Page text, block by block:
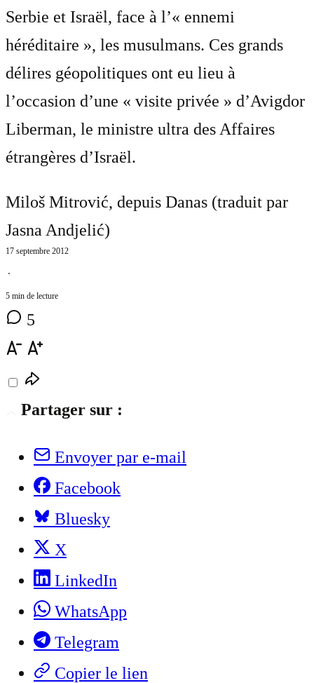
Serbie et Israël, face à l’« ennemi
héréditaire », les musulmans. Ces grands
délires géopolitiques ont eu lieu à
l’occasion d’une « visite privée » d’Avigdor
Liberman, le ministre ultra des Affaires
étrangères d’Israël.
Miloš Mitrović, depuis Danas (traduit par
Jasna Andjelić)
17 septembre 2012
⋅
5 min de lecture
5
Partager sur :
Envoyer par e-mail
Facebook
Bluesky
X
LinkedIn
WhatsApp
Telegram
Copier le lien